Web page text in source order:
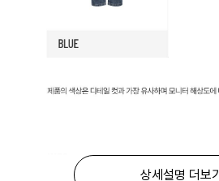
상세설명 더보기